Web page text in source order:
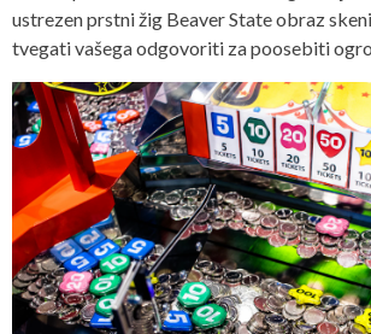
ustrezen prstni žig Beaver State obraz
tvegati vašega odgovoriti za poosebiti